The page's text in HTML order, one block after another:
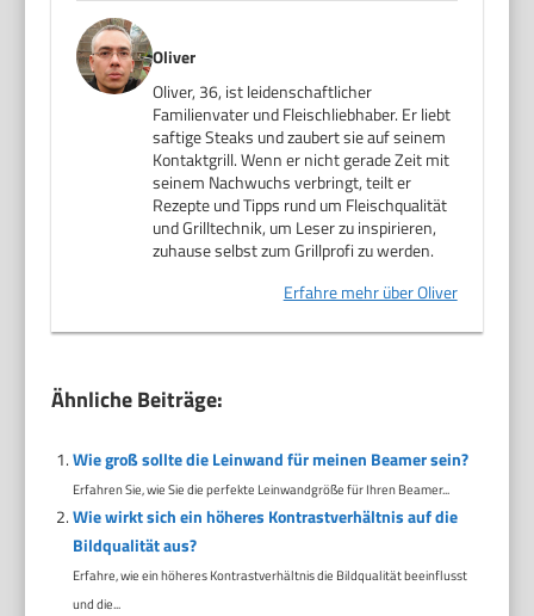
Oliver
Oliver, 36, ist leidenschaftlicher
Familienvater und Fleischliebhaber. Er liebt
saftige Steaks und zaubert sie auf seinem
Kontaktgrill. Wenn er nicht gerade Zeit mit
seinem Nachwuchs verbringt, teilt er
Rezepte und Tipps rund um Fleischqualität
und Grilltechnik, um Leser zu inspirieren,
zuhause selbst zum Grillprofi zu werden.
Erfahre mehr über Oliver
Ähnliche Beiträge:
Wie groß sollte die Leinwand für meinen Beamer sein?
Erfahren Sie, wie Sie die perfekte Leinwandgröße für Ihren Beamer...
Wie wirkt sich ein höheres Kontrastverhältnis auf die
Bildqualität aus?
Erfahre, wie ein höheres Kontrastverhältnis die Bildqualität beeinflusst
und die...